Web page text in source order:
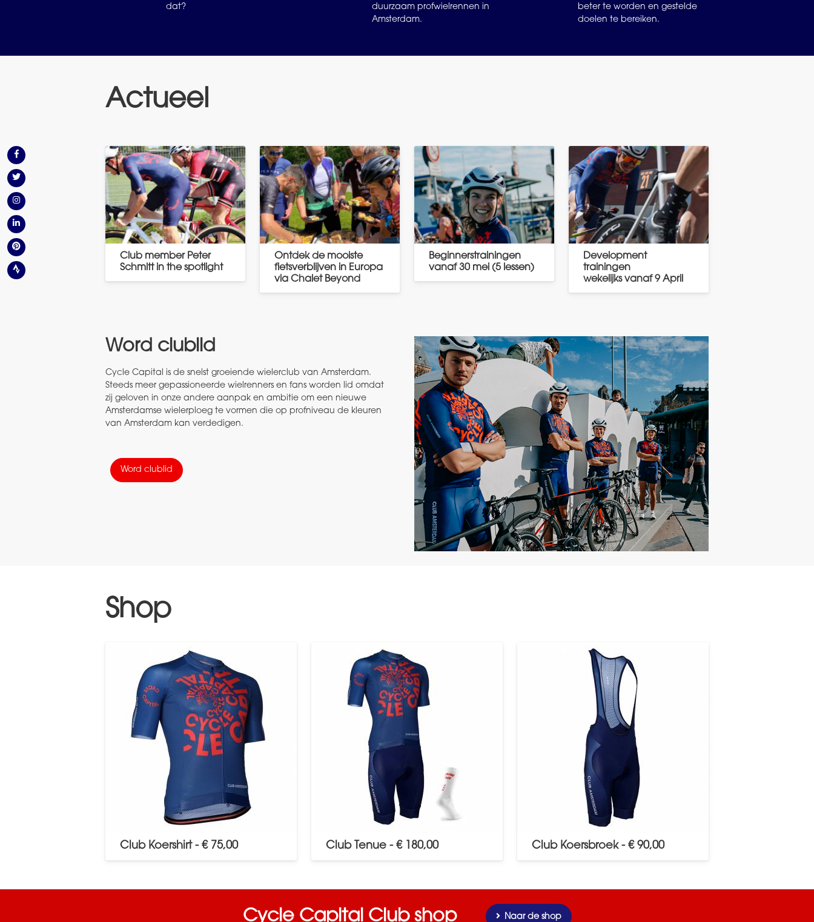
dat?
duurzaam profwielrennen in
Amsterdam.
beter te worden en gestelde
doelen te bereiken.
Actueel
Club member Peter
Schmitt in the spotlight
Ontdek de mooiste
fietsverblijven in Europa
via Chalet Beyond
Beginnerstrainingen
vanaf 30 mei (5 lessen)
Development
trainingen
wekelijks vanaf 9 April
Word clublid
Cycle Capital is de snelst groeiende wielerclub van Amsterdam.
Steeds meer gepassioneerde wielrenners en fans worden lid omdat
zij geloven in onze andere aanpak en ambitie om een nieuwe
Amsterdamse wielerploeg te vormen die op profniveau de kleuren
van Amsterdam kan verdedigen.
Word clublid
Shop
Club Koershirt - € 75,00 Club Tenue - € 180,00 Club Koersbroek - € 90,00
Cycle Capital Club shop Naar de shop